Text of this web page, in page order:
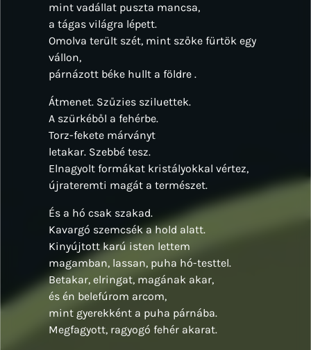
mint vadállat puszta mancsa,
a tágas világra lépett.
Omolva terült szét, mint szőke fürtök egy
vállon,
párnázott béke hullt a földre .
Átmenet. Szűzies sziluettek.
A szürkéből a fehérbe.
Torz-fekete márványt
letakar. Szebbé tesz.
Elnagyolt formákat kristályokkal vértez,
újrateremti magát a természet.
És a hó csak szakad.
Kavargó szemcsék a hold alatt.
Kinyújtott karú isten lettem
magamban, lassan, puha hó-testtel.
Betakar, elringat, magának akar,
és én belefúrom arcom,
mint gyerekként a puha párnába.
Megfagyott, ragyogó fehér akarat.